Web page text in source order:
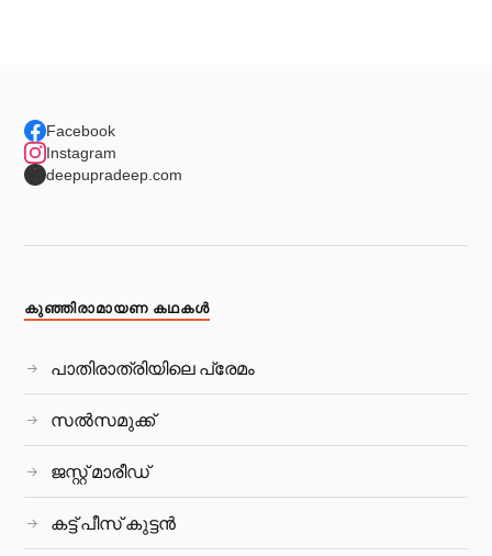
Facebook
Instagram
deepupradeep.com
കുഞ്ഞിരാമായണ കഥകള്‍
പാതിരാത്രിയിലെ പ്രേമം
സല്‍സമുക്ക്
ജസ്റ്റ് മാരീഡ്
കട്ട് പീസ്‌ കുട്ടന്‍